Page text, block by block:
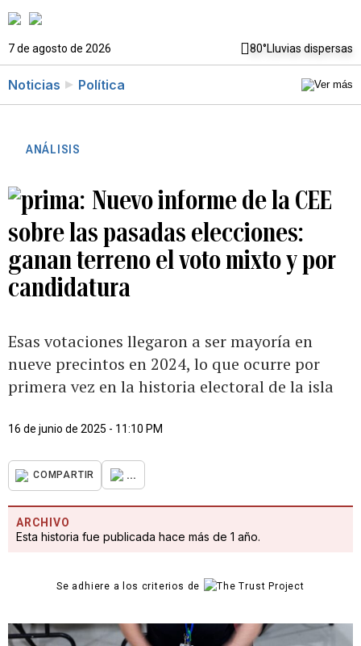
7 de agosto de 2026 80°Lluvias dispersas
Noticias Política
ANÁLISIS
Nuevo informe de la CEE
sobre las pasadas elecciones:
ganan terreno el voto mixto y por
candidatura
Esas votaciones llegaron a ser mayoría en
nueve precintos en 2024, lo que ocurre por
primera vez en la historia electoral de la isla
16 de junio de 2025 - 11:10 PM
COMPARTIR ...
ARCHIVO
Esta historia fue publicada hace más de 1 año.
Se adhiere a los criterios de